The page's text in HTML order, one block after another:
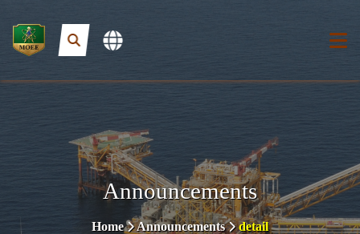
Announcements
Home Announcements detail